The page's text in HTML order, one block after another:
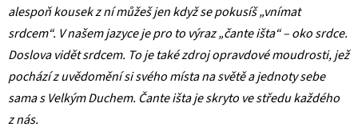
alespoň kousek z ní můžeš jen když se pokusíš „vnímat
srdcem“. V našem jazyce je pro to výraz „čante išta“ – oko srdce.
Doslova vidět srdcem. To je také zdroj opravdové moudrosti, jež
pochází z uvědomění si svého místa na světě a jednoty sebe
sama s Velkým Duchem. Čante išta je skryto ve středu každého
z nás.